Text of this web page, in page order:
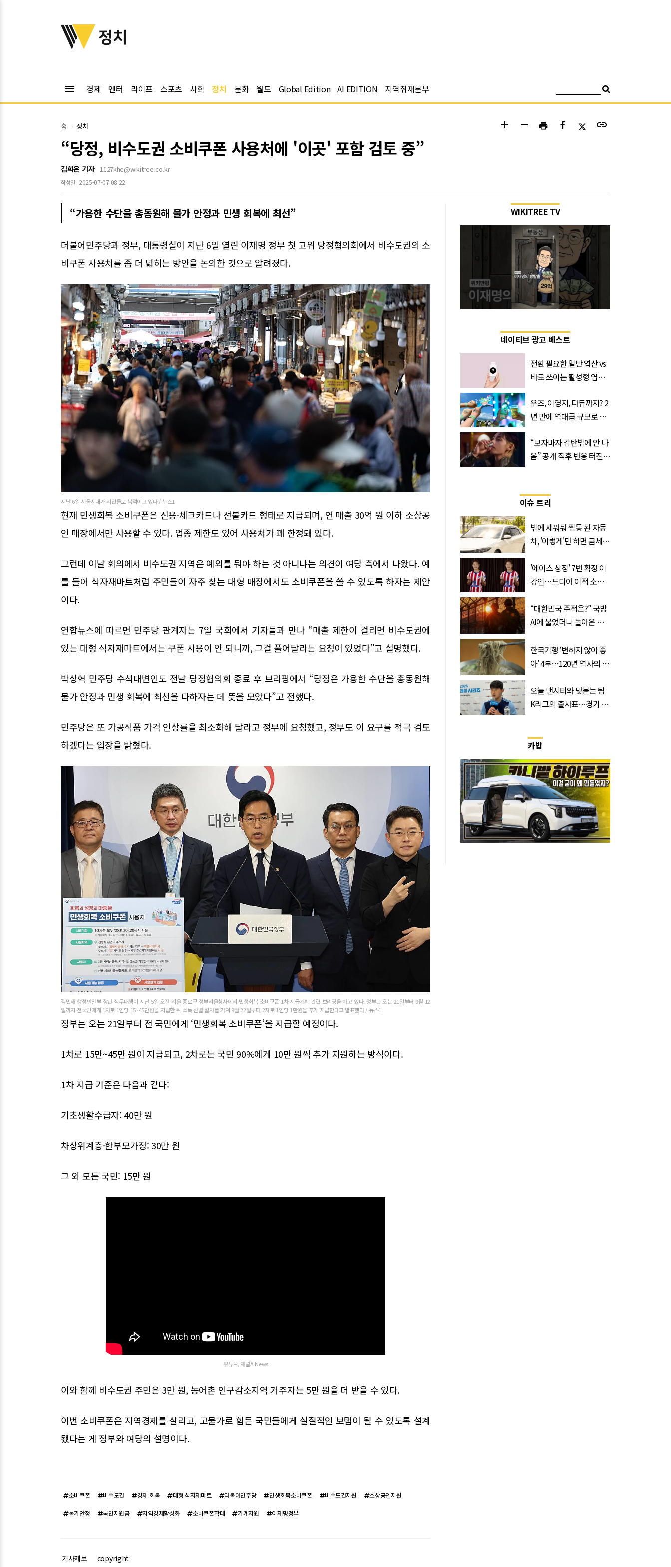
위키트리
정치
menu 경제 엔터 라이프 스포츠 사회 정치 문화 월드 Global Edition AI EDITION 지역취재본부
홈 정치 add remove print link
“당정, 비수도권 소비쿠폰 사용처에 '이곳' 포함 검토 중”
김희은 기자 1127khe@wikitree.co.kr
작성일 2025-07-07 08:22
“가용한 수단을 총동원해 물가 안정과 민생 회복에 최선”
더불어민주당과 정부, 대통령실이 지난 6일 열린 이재명 정부 첫 고위 당정협의회에서 비수도권의 소
비쿠폰 사용처를 좀 더 넓히는 방안을 논의한 것으로 알려졌다.
지난 6일 서울시내가 시민들로 북적이고 있다 / 뉴스1
현재 민생회복 소비쿠폰은 신용·체크카드나 선불카드 형태로 지급되며, 연 매출 30억 원 이하 소상공
인 매장에서만 사용할 수 있다. 업종 제한도 있어 사용처가 꽤 한정돼 있다.
그런데 이날 회의에서 비수도권 지역은 예외를 둬야 하는 것 아니냐는 의견이 여당 측에서 나왔다. 예
를 들어 식자재마트처럼 주민들이 자주 찾는 대형 매장에서도 소비쿠폰을 쓸 수 있도록 하자는 제안
이다.
연합뉴스에 따르면 민주당 관계자는 7일 국회에서 기자들과 만나 “매출 제한이 걸리면 비수도권에
있는 대형 식자재마트에서는 쿠폰 사용이 안 되니까, 그걸 풀어달라는 요청이 있었다”고 설명했다.
박상혁 민주당 수석대변인도 전날 당정협의회 종료 후 브리핑에서 “당정은 가용한 수단을 총동원해
물가 안정과 민생 회복에 최선을 다하자는 데 뜻을 모았다”고 전했다.
민주당은 또 가공식품 가격 인상률을 최소화해 달라고 정부에 요청했고, 정부도 이 요구를 적극 검토
하겠다는 입장을 밝혔다.
김민재 행정안전부 장관 직무대행이 지난 5일 오전 서울 종로구 정부서울청사에서 민생회복 소비쿠폰 1차 지급계획 관련 브리핑을 하고 있다. 정부는 오는 21일부터 9월 12
일까지 전국민에게 1차로 1인당 15~45만원을 지급한 뒤 소득 선별 절차를 거쳐 9월 22일부터 2차로 1인당 1만원을 추가 지급한다고 발표했다 / 뉴스1
정부는 오는 21일부터 전 국민에게 ‘민생회복 소비쿠폰’을 지급할 예정이다.
1차로 15만~45만 원이 지급되고, 2차로는 국민 90%에게 10만 원씩 추가 지원하는 방식이다.
1차 지급 기준은 다음과 같다:
기초생활수급자: 40만 원
차상위계층·한부모가정: 30만 원
그 외 모든 국민: 15만 원
유튜브, 채널A News
이와 함께 비수도권 주민은 3만 원, 농어촌 인구감소지역 거주자는 5만 원을 더 받을 수 있다.
이번 소비쿠폰은 지역경제를 살리고, 고물가로 힘든 국민들에게 실질적인 보탬이 될 수 있도록 설계
됐다는 게 정부와 여당의 설명이다.
소비쿠폰 비수도권 경제 회복 대형 식자재마트 더불어민주당 민생회복소비쿠폰 비수도권지원 소상공인지원
물가안정 국민지원금 지역경제활성화 소비쿠폰확대 가계지원 이재명정부
기사제보 copyright
WIKITREE TV
네이티브 광고 베스트
전환 필요한 일반 엽산 vs
바로 쓰이는 활성형 엽
‘Quatrefolic®’ 주목
우즈, 이영지, 다듀까지? 2
년 만에 역대급 규모로 돌
벌’
“보자마자 감탄밖에 안 나
옴” 공개 직후 반응 터진
이슈 트리
밖에 세워둬 찜통 된 자동
차, '이렇게'만 하면 금세
'에이스 상징' 7번 확정 이
강인…드디어 이적 소감
“대한민국 주적은?” 국방
AI에 물었더니 돌아온 뜻
한국기행 ‘변하지 않아 좋
아’ 4부…120년 역사의 대
오늘 맨시티와 맞붙는 팀
K리그의 출사표…경기 시
카밥